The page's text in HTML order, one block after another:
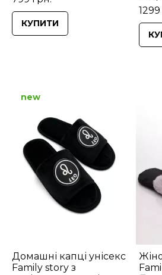
КУПИТИ
Домашні капці унісекс
Family story з
new